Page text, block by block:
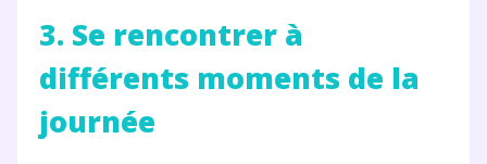
3. Se rencontrer à
différents moments de la
journée